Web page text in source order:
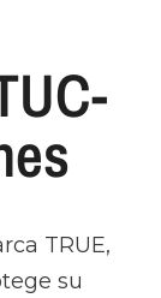
TRUE,
su